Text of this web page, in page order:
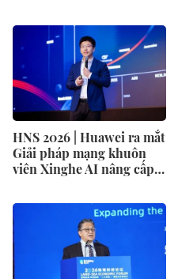
HNS 2026 | Huawei ra mắt
Giải pháp mạng khuôn
viên Xinghe AI nâng cấp